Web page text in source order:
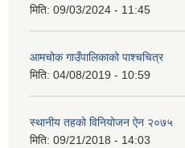
मिति: 09/03/2024 - 11:45
आमचोक गाउँपालिकाको पाश्चचित्र
मिति: 04/08/2019 - 10:59
स्थानीय तहको विनियोजन ऐन २०७५
मिति: 09/21/2018 - 14:03